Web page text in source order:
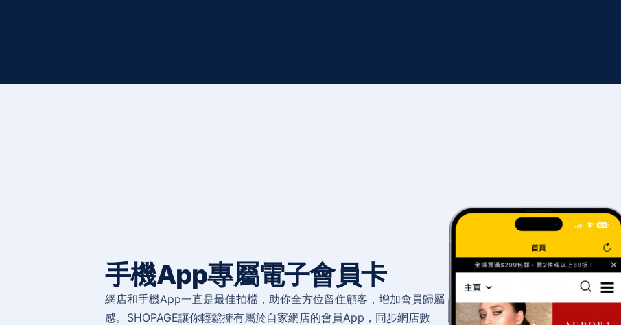
手機App專屬電子會員卡
網店和手機App一直是最佳拍檔，助你全方位留住顧客，增加會員歸屬
感。SHOPAGE讓你輕鬆擁有屬於自家網店的會員App，同步網店數